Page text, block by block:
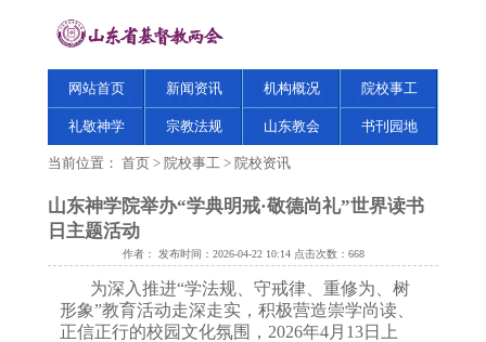
网站首页 新闻资讯 机构概况 院校事工
礼敬神学 宗教法规 山东教会 书刊园地
当前位置： 首页 > 院校事工 > 院校资讯
山东神学院举办“学典明戒·敬德尚礼”世界读书
日主题活动
作者： 发布时间：2026-04-22 10:14 点击次数： 668
为深入推进“学法规、守戒律、重修为、树
形象”教育活动走深走实，积极营造崇学尚读、
正信正行的校园文化氛围，2026年4月13日上